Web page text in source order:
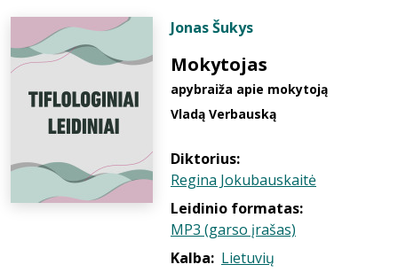
Jonas Šukys
Mokytojas
apybraiža apie mokytoją
Vladą Verbauską
Diktorius:
Regina Jokubauskaitė
Leidinio formatas:
MP3 (garso įrašas)
Kalba: Lietuvių